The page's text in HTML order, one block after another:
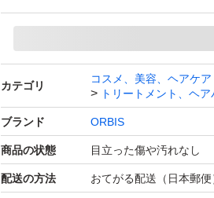
（残量は写真2枚目のテーブル
容器込み145g
人気アイテムです、残念ながら私には
あまり効果が感じられませんでした。
気になる方はぜひどうぞお試しくだ
カテゴリ
コスメ、美容、ヘアケア
トリートメント、ヘア
ブランド ORBIS
商品の状態 目立った傷や汚れなし
配送の方法 おてがる配送（日本郵便